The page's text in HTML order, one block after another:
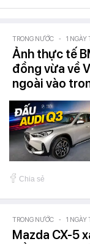
TRONG NƯỚC - 1 NGÀY
Ảnh thực tế
đồng vừa về
ngoài vào
Chia sẻ
TRONG NƯỚC - 1 NGÀY
Mazda CX-5